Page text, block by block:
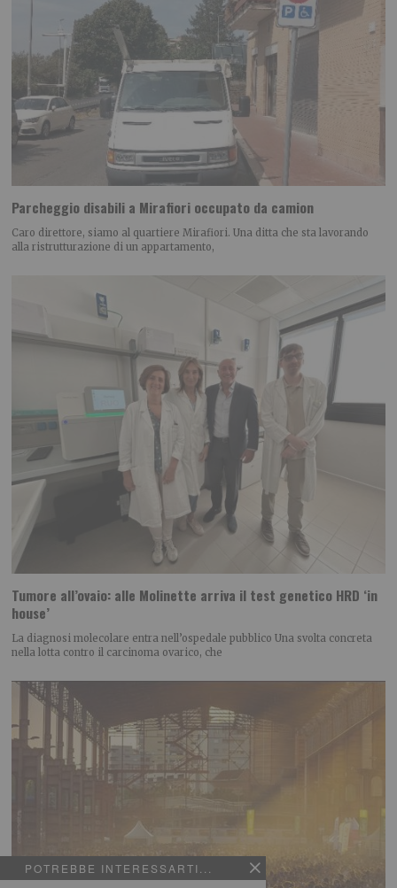
POTREBBE INTERESSARTI...
Parcheggio disabili a Mirafiori occupato da camion
Caro direttore, siamo al quartiere Mirafiori. Una ditta che sta lavorando
alla ristrutturazione di un appartamento,
Tumore all’ovaio: alle Molinette arriva il test genetico HRD ‘in
house’
La diagnosi molecolare entra nell’ospedale pubblico Una svolta concreta
nella lotta contro il carcinoma ovarico, che